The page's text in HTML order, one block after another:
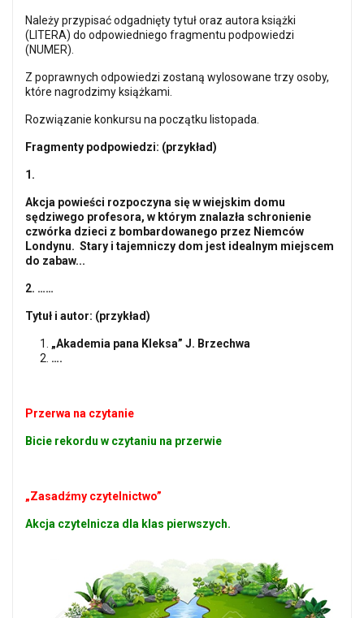
Należy przypisać odgadnięty tytuł oraz autora książki
(LITERA) do odpowiedniego fragmentu podpowiedzi
(NUMER).
Z poprawnych odpowiedzi zostaną wylosowane trzy osoby,
które nagrodzimy książkami.
Rozwiązanie konkursu na początku listopada.
Fragmenty podpowiedzi: (przykład)
1.
Akcja powieści rozpoczyna się w wiejskim domu
sędziwego profesora, w którym znalazła schronienie
czwórka dzieci z bombardowanego przez Niemców
Londynu. Stary i tajemniczy dom jest idealnym miejscem
do zabaw...
2. ……
Tytuł i autor: (przykład)
„Akademia pana Kleksa” J. Brzechwa
….
Przerwa na czytanie
Bicie rekordu w czytaniu na przerwie
„Zasadźmy czytelnictwo”
Akcja czytelnicza dla klas pierwszych.